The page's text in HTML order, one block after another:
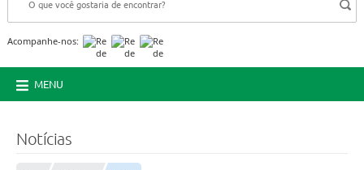
Acompanhe-nos:
MENU
Notícias